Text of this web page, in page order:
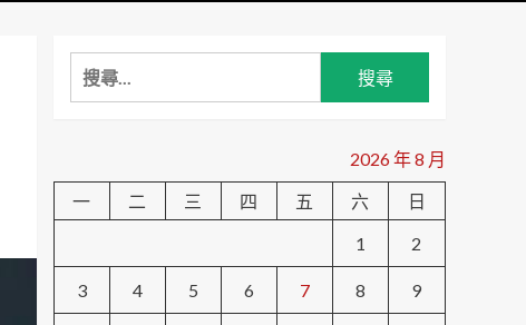
搜
尋
字:
2026 年 8 月
一
二 三 四 五 六
日
1
2
3 4 5 6 7 8 9